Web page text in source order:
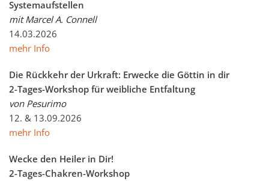
Systemaufstellen
mit Marcel A. Connell
14.03.2026
mehr Info
Die Rückkehr der Urkraft: Erwecke die Göttin in dir
2-Tages-Workshop für weibliche Entfaltung
von Pesurimo
12. & 13.09.2026
mehr Info
Wecke den Heiler in Dir!
2-Tages-Chakren-Workshop